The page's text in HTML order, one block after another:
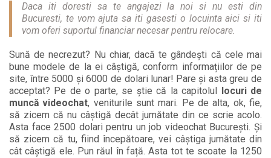
Daca iti doresti sa te angajezi la noi si nu esti din
Bucuresti, te vom ajuta sa iti gasesti o locuinta aici si iti
vom oferi suportul financiar necesar pentru relocare.
Sună de necrezut? Nu chiar, dacă te gândești că cele mai
bune modele de la ei câștigă, conform informațiilor de pe
site, între 5000 și 6000 de dolari lunar! Pare și asta greu de
acceptat? Pe de o parte, se știe că la capitolul locuri de
muncă videochat, veniturile sunt mari. Pe de alta, ok, fie,
să zicem că nu câștigă decât jumătate din ce scrie acolo.
Asta face 2500 dolari pentru un job videochat București. Și
să zicem că tu, fiind începătoare, vei câștiga jumătate din
cât câștigă ele. Pun răul în față. Asta tot te scoate la 1250